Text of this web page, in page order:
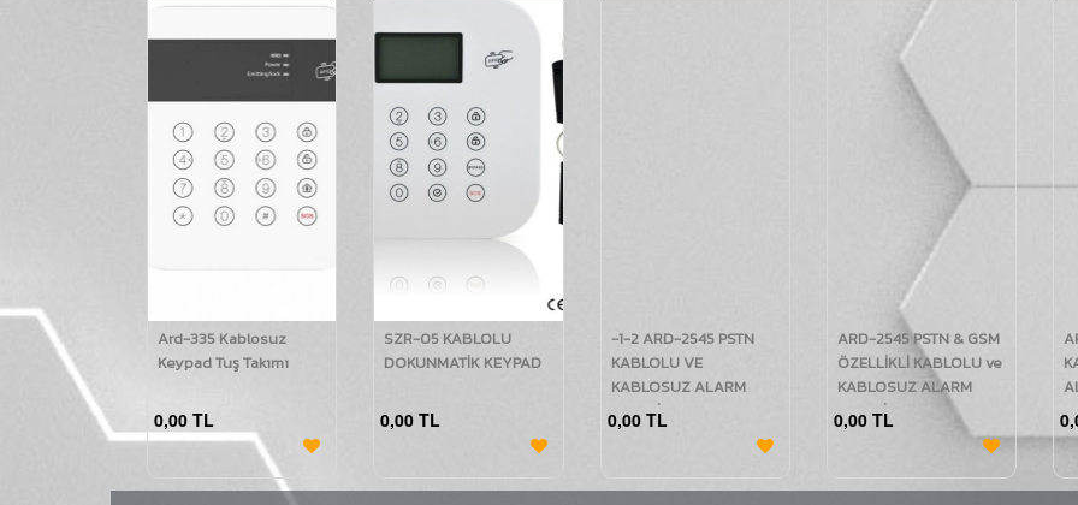
Ard-335 Kablosuz
Keypad Tuş Takımı
0,00 TL
SZR-05 KABLOLU
DOKUNMATİK KEYPAD
0,00 TL
-1-2 ARD-2545 PSTN
KABLOLU VE
KABLOSUZ ALARM
PANELİ
0,00 TL
ARD-2545 PSTN & GSM
ÖZELLİKLİ KABLOLU ve
KABLOSUZ ALARM
PANELİ
0,00 TL